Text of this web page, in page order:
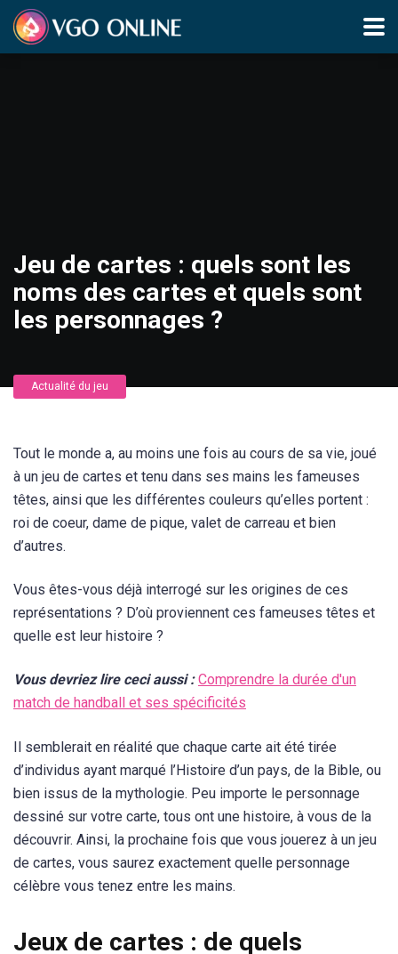
Jeu de cartes : quels sont les
noms des cartes et quels sont
les personnages ?
Actualité du jeu
Tout le monde a, au moins une fois au cours de sa vie, joué
à un jeu de cartes et tenu dans ses mains les fameuses
têtes, ainsi que les différentes couleurs qu’elles portent :
roi de coeur, dame de pique, valet de carreau et bien
d’autres.
Vous êtes-vous déjà interrogé sur les origines de ces
représentations ? D’où proviennent ces fameuses têtes et
quelle est leur histoire ?
Vous devriez lire ceci aussi : Comprendre la durée d'un
match de handball et ses spécificités
Il semblerait en réalité que chaque carte ait été tirée
d’individus ayant marqué l’Histoire d’un pays, de la Bible, ou
bien issus de la mythologie. Peu importe le personnage
dessiné sur votre carte, tous ont une histoire, à vous de la
découvrir. Ainsi, la prochaine fois que vous jouerez à un jeu
de cartes, vous saurez exactement quelle personnage
célèbre vous tenez entre les mains.
Jeux de cartes : de quels